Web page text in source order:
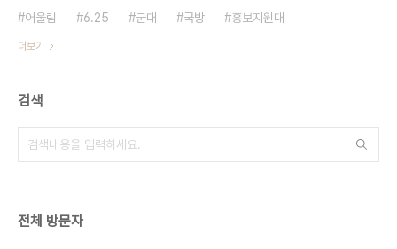
어울림
6.25 군대 국방 홍보지원대
더보기
검색
전체 방문자